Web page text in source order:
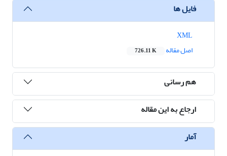
فایل ها
اصل مقاله
726.11 K
هم رسانی
ارجاع به این مقاله
آمار